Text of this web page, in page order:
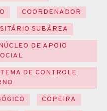
COORDENADOR
SUBÁREA
DE APOIO
DE CONTROLE
COPEIRA